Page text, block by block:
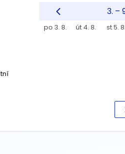
3. –
po 3. 8. út 4. 8. st 5. 8.